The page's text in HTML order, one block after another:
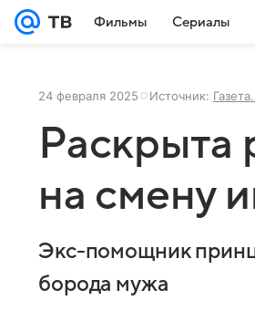
Фильмы Сериалы
24 февраля 2025 Источник:
Раскрыта
на смену
Экс-помощник
борода мужа